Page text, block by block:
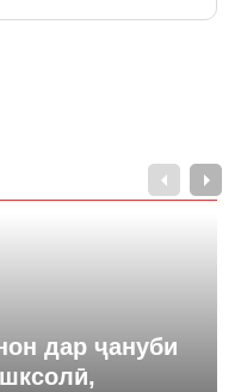
дар ҷануби